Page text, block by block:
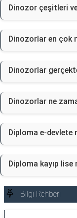
Dinozor çeşitleri
Dinozorlar en çok
Dinozorlar
Dinozorlar ne
Diploma e-devlete
Diploma kayıp lise
Bilgi Rehberi